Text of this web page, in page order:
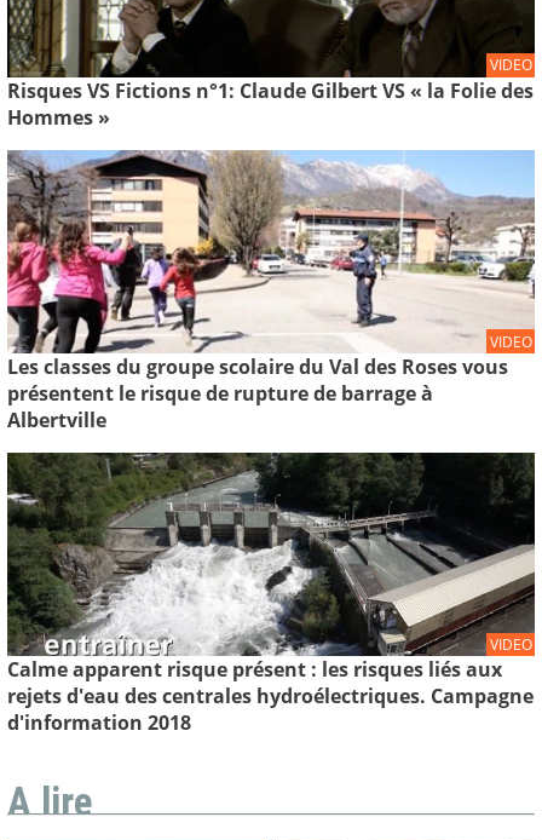
VIDEO
Risques VS Fictions n°1: Claude Gilbert VS « la Folie des
Hommes »
VIDEO
Les classes du groupe scolaire du Val des Roses vous
présentent le risque de rupture de barrage à
Albertville
VIDEO
Calme apparent risque présent : les risques liés aux
rejets d'eau des centrales hydroélectriques. Campagne
d'information 2018
A lire